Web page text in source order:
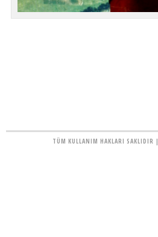
TÜM KULLANIM HAKLARI SAKLIDIR |